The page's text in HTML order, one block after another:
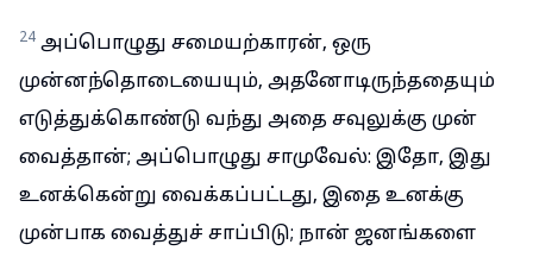
24 அப்பொழுது சமையற்காரன், ஒரு
முன்னந்தொடையையும், அதனோடிருந்ததையும்
எடுத்துக்கொண்டு வந்து அதை சவுலுக்கு முன்
வைத்தான்; அப்பொழுது சாமுவேல்: இதோ, இது
உனக்கென்று வைக்கப்பட்டது, இதை உனக்கு
முன்பாக வைத்துச் சாப்பிடு; நான் ஜனங்களை